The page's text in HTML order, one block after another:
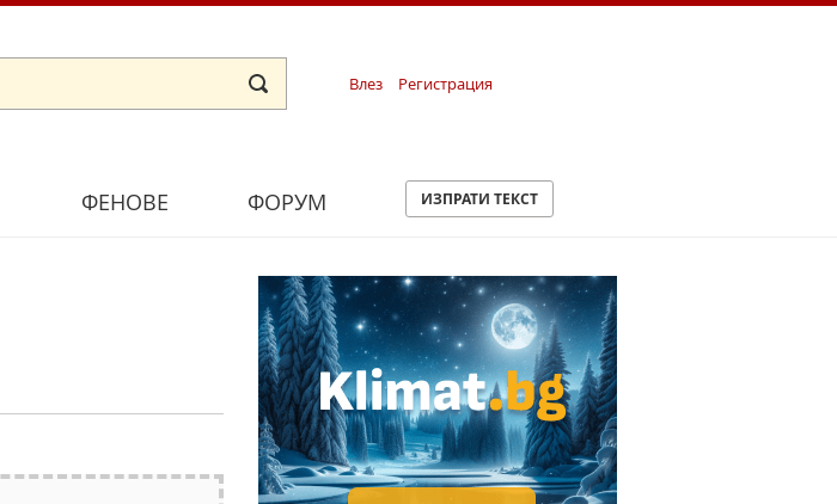
Влез Регистрация
ФЕНОВЕ ФОРУМ ИЗПРАТИ ТЕКСТ